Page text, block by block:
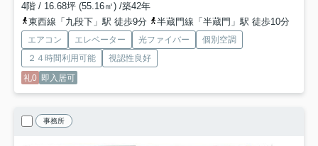
4階 / 16.68坪 (55.16㎡) /築42年
東西線「九段下」駅 徒歩9分
半蔵門線「半蔵門」駅 徒歩10分
エアコン エレベーター 光ファイバー
個別空調
２４時間利用可能
視認性良好
礼0 即入居可
事務所